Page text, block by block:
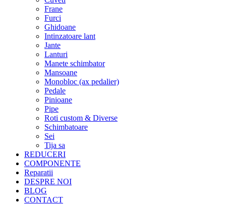
Frane
Furci
Ghidoane
Intinzatoare lant
Jante
Lanturi
Manete schimbator
Mansoane
Monobloc (ax pedalier)
Pedale
Pinioane
Pipe
Roti custom & Diverse
Schimbatoare
Sei
Tija sa
REDUCERI
COMPONENTE
Reparatii
DESPRE NOI
BLOG
CONTACT